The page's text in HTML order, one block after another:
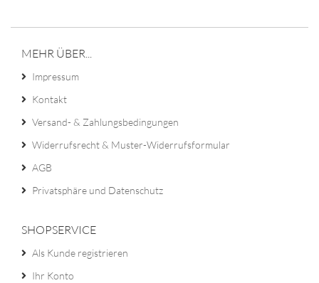
MEHR ÜBER...
Impressum
Kontakt
Versand- & Zahlungsbedingungen
Widerrufsrecht & Muster-Widerrufsformular
AGB
Privatsphäre und Datenschutz
SHOPSERVICE
Als Kunde registrieren
Ihr Konto